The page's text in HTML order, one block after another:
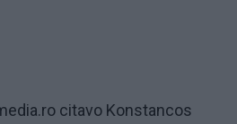
citavo Konstancos